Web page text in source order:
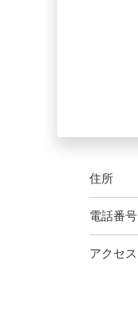
住所
電話番号
アクセス